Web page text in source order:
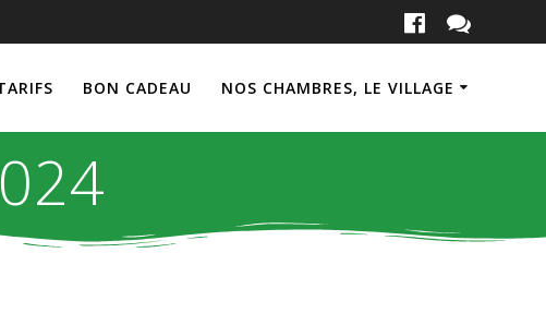
BON CADEAU NOS CHAMBRES, LE VILLAGE